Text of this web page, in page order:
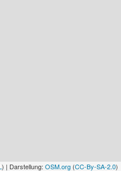
) | Darstellung: OSM.org (CC-By-SA-2.0)